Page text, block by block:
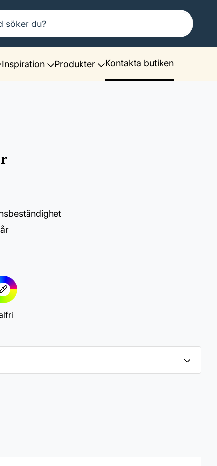
Inspiration Produkter Kontakta butiken